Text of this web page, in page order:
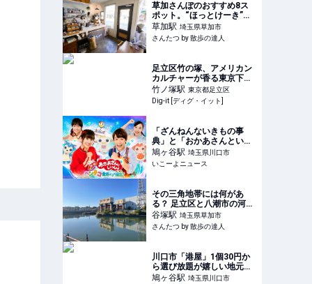
草加さんぽのおすすめ8ス
ポット。“ほっとけーき”か
ら草加カルチャーまで、人
情味あふれるスロータウン
へ｜さんたつ by 散歩の達
草加駅 埼玉県草加市
さんたつ by 散歩の達人
足立区竹の塚、アメリカン
カルチャーが香る東京下町
の洋食店「KITCHEN
ELEPHANT（キッチンエレ
ファント)」 | Dig-it [ディ
竹ノ塚駅 東京都足立区
Dig-it [ディグ・イット]
「ざんねんないきもの事
典」と「おかあさんといっ
しょ」を無料上映 GWに
川口市で開催
鳩ヶ谷駅 埼玉県川口市
いこーよニュース
その三角地帯には何があ
る？ 足立区と八潮市の河
川・用水路合流地点を巡る
【「水と歩く」を歩く】｜
さんたつ by 散歩の達人
谷塚駅 埼玉県草加市
さんたつ by 散歩の達人
川口市「港屋」1個30円か
ら選び放題が嬉しい地元で
大人気のおでんの種屋さん
鳩ヶ谷駅 埼玉県川口市